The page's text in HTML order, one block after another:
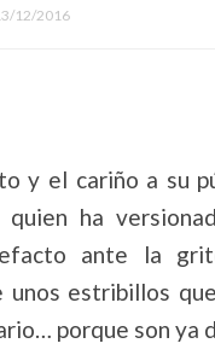
12/2016
y el cariño a su
ha
ante la
unos estribillos
porque son ya